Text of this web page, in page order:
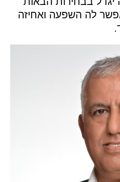
לה השפעה ואחיזה